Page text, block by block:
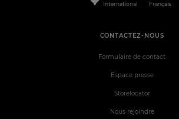
International Français
CONTACTEZ-NOUS
Formulaire de contact
Espace presse
Storelocator
Nous rejoindre